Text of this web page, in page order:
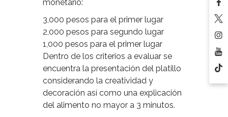
monetario:
3,000 pesos para el primer lugar
2,000 pesos para segundo lugar
1,000 pesos para el primer lugar
Dentro de los criterios a evaluar se
encuentra la presentación del platillo
considerando la creatividad y
decoración así como una explicación
del alimento no mayor a 3 minutos.